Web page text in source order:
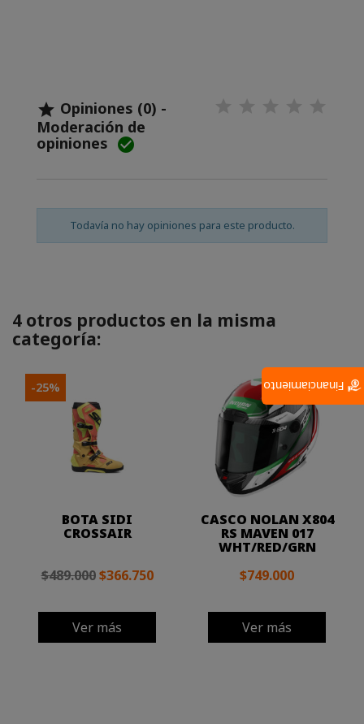
 Opiniones (0) -
Moderación de
opiniones 
Todavía no hay opiniones para este producto.
4 otros productos en la misma
categoría:
BOTA SIDI
CROSSAIR
$489.000 $366.750
Ver más
-25%
CASCO NOLAN X804
RS MAVEN 017
WHT/RED/GRN
$749.000
Ver más
Financiamiento